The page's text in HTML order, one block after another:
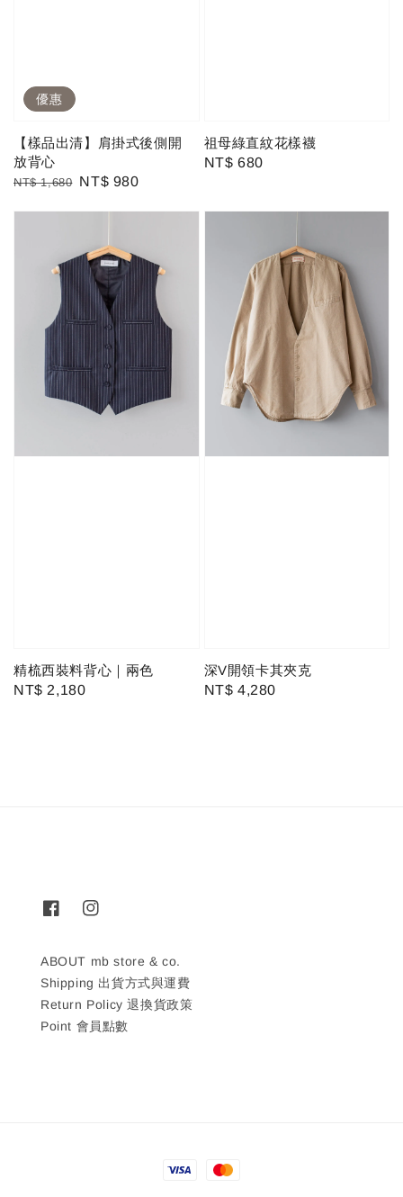
優惠
【樣品出清】肩掛式後側開
放背心
Regular
NT$ 1,680 Sale
NT$ 980
祖母綠直紋花樣襪
Regular
NT$ 680
精梳西裝料背心｜兩色
Regular
NT$ 2,180
深V開領卡其夾克
Regular
NT$ 4,280
ABOUT mb store & co.
Shipping 出貨方式與運費
Return Policy 退換貨政策
Point 會員點數